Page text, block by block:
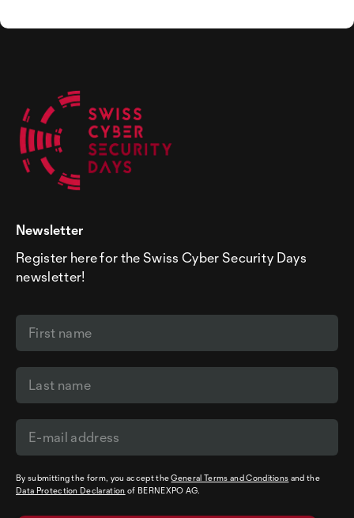
Newsletter
Register here for the Swiss Cyber Security Days
newsletter!
By submitting the form, you accept theGeneral Terms and Conditions and the
Data Protection Declaration of BERNEXPO AG.